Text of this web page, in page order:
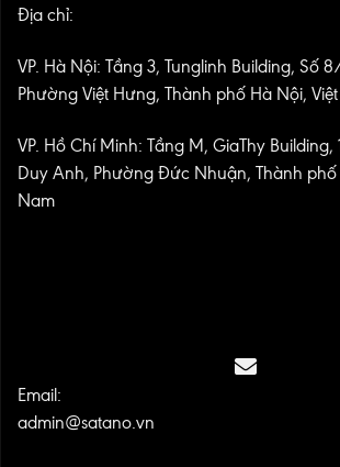
Địa chỉ:
VP. Hà Nội: Tầng 3, Tunglinh Building, Số
Phường Việt Hưng, Thành phố Hà Nội,
VP. Hồ Chí Minh: Tầng M, GiaThy Building,
Duy Anh, Phường Đức Nhuận, Thành phố
Nam
Email:
admin@satano.vn